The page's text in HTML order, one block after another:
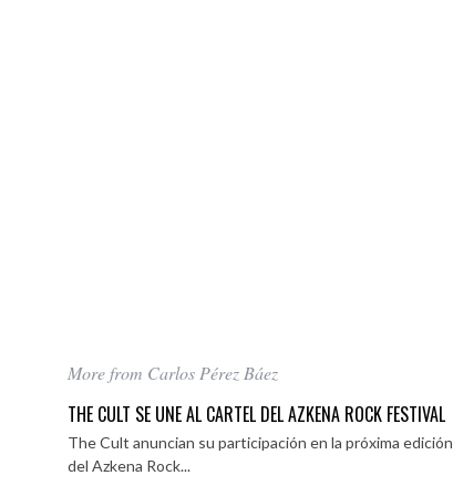
More from Carlos Pérez Báez
THE CULT SE UNE AL CARTEL DEL AZKENA ROCK FESTIVAL
The Cult anuncian su participación en la próxima edición
del Azkena Rock...